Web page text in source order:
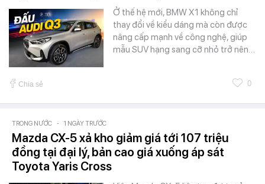
Ở thế hệ mới, BMW X1 không chỉ
thay đổi về kiểu dáng mà còn được
nâng cấp mạnh về công nghệ, giúp
mẫu SUV hạng sang cỡ nhỏ trở nên…
Chia sẻ 0
TRONG NƯỚC - 1 NGÀY TRƯỚC
Mazda CX-5 xả kho giảm giá tới 107 triệu
đồng tại đại lý, bản cao giá xuống áp sát
Toyota Yaris Cross